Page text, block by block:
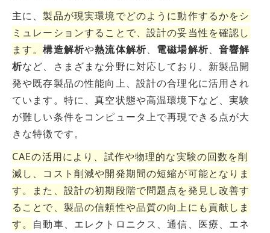
主に、製品が現実環境でどのように動作するかをシ
ミュレーションすることで、設計の妥当性を確認し
ます。構造解析や熱流体解析、 電磁場解析、音響解
析など、さまざまな分野に対応しており、新製品開
発や既存製品の性能向上、設計の合理化に活用され
ています。特に、真空状態や高温環境下など、実験
が難しい条件をコンピュータ上で再現できる点が大
きな特徴です。
CAEの活用により、試作や物理的な実験の回数を削
減し、コスト削減や開発期間の短縮が可能となりま
す。また、設計の初期段階で問題点を発見し改善す
ることで、製品の信頼性や品質の向上にも貢献しま
す。 自動車、エレクトロニクス、通信、医療、エネ